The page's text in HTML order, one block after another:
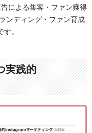
による集客・ファン獲得
ンディング・ファン育成
。
実践的